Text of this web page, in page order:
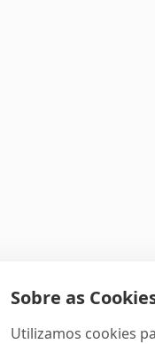
Sobre as
Utilizamos cookies